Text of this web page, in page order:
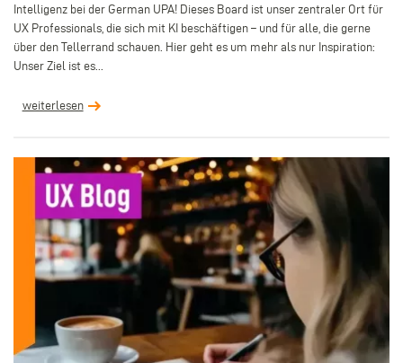
Intelligenz bei der German UPA! Dieses Board ist unser zentraler Ort für
UX Professionals, die sich mit KI beschäftigen – und für alle, die gerne
über den Tellerrand schauen. Hier geht es um mehr als nur Inspiration:
Unser Ziel ist es...
weiterlesen